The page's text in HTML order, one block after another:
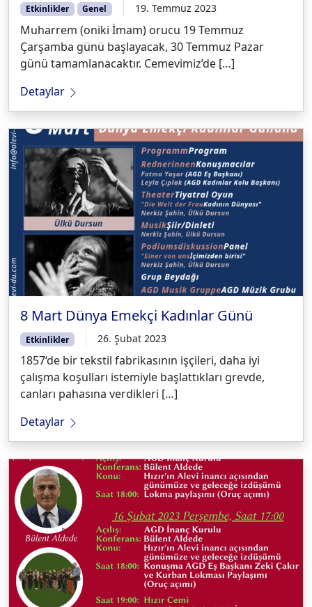
Etkinlikler Genel 19. Temmuz 2023
Muharrem (oniki İmam) orucu 19 Temmuz
Çarşamba günü başlayacak, 30 Temmuz Pazar
günü tamamlanacaktır. Cemevimiz’de […]
Detaylar
8 Mart Dünya Emekçi Kadınlar Günü
Etkinlikler 26. Şubat 2023
1857‘de bir tekstil fabrikasının işçileri, daha iyi
çalışma koşulları istemiyle başlattıkları grevde,
canları pahasına verdikleri […]
Detaylar